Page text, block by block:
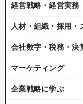
社員が自律的に動き出
【3月】音声・映像
「儲けの本質」を突く
全国経営者セミナー収
評講話
経営戦略・経営実務
人材・組織・採用・
会社数字・税務・決
マーケティング
企業戦略に学ぶ